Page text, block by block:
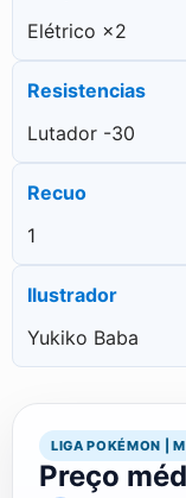
Elétrico ×2
Resistencias
Lutador -30
Recuo
1
Ilustrador
Yukiko Baba
LIGA POKÉMON |
Preço